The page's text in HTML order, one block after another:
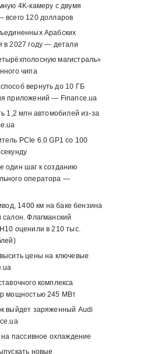
4K-камеру с двумя
120 долларов
Арабских
в 2027 году — детали
магистраль»
чипа
вернуть до 10 ГБ
приложений — Finance.ua
1,2 млн автомобилей из-за
PCIe 6.0 GP1 со 100
один шаг к созданию
оператора —
1400 км на баке бензина
Флагманский
оценили в 210 тыс.
цены на ключевые
комплекса
мощностью 245 МВт
выйдет заряженный Audi
на пассивное охлаждение
новые